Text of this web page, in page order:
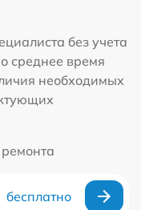
без учета
среднее время
необходимых
бесплатно